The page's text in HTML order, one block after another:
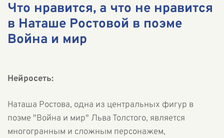
Что нравится, а что не нравится
в Наташе Ростовой в поэме
Война и мир
Нейросеть:
Наташа Ростова, одна из центральных фигур в
поэме "Война и мир" Льва Толстого, является
многогранным и сложным персонажем,